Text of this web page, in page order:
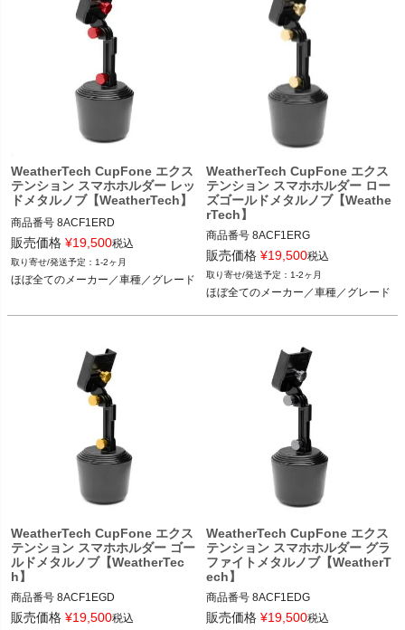
WeatherTech CupFone エクス
テンション スマホホルダー レッ
ドメタルノブ【WeatherTech】
商品番号 8ACF1ERD
8ACF1ERD
ほぼ全てのメーカー／車種／グレード
販売価格 ¥19,500税込
1-2ヶ月
ほぼ全てのメーカー／車種／グレード
WeatherTech CupFone エクス
テンション スマホホルダー ロー
ズゴールドメタルノブ【Weathe
rTech】
商品番号 8ACF1ERG
8ACF1ERG
ほぼ全てのメーカー／車種／グレード
販売価格 ¥19,500税込
1-2ヶ月
ほぼ全てのメーカー／車種／グレード
WeatherTech CupFone エクス
テンション スマホホルダー ゴー
ルドメタルノブ【WeatherTec
h】
商品番号 8ACF1EGD
8ACF1EGD
販売価格 ¥19,500税込
WeatherTech CupFone エクス
テンション スマホホルダー グラ
ファイトメタルノブ【WeatherT
ech】
商品番号 8ACF1EDG
8ACF1EDG
販売価格 ¥19,500税込